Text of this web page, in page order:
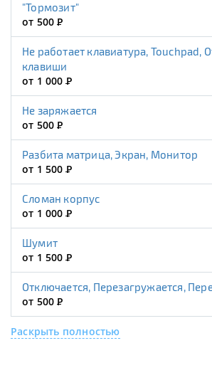
"Тормозит"
от 500Р
Не работает клавиатура, Touchpad,
клавиши
от 1 000Р
Не заряжается
от 500Р
Разбита матрица, Экран, Монитор
от 1 500Р
Сломан корпус
от 1 000Р
Шумит
от 1 500Р
Отключается, Перезагружается,
от 500Р
Раскрыть полностью